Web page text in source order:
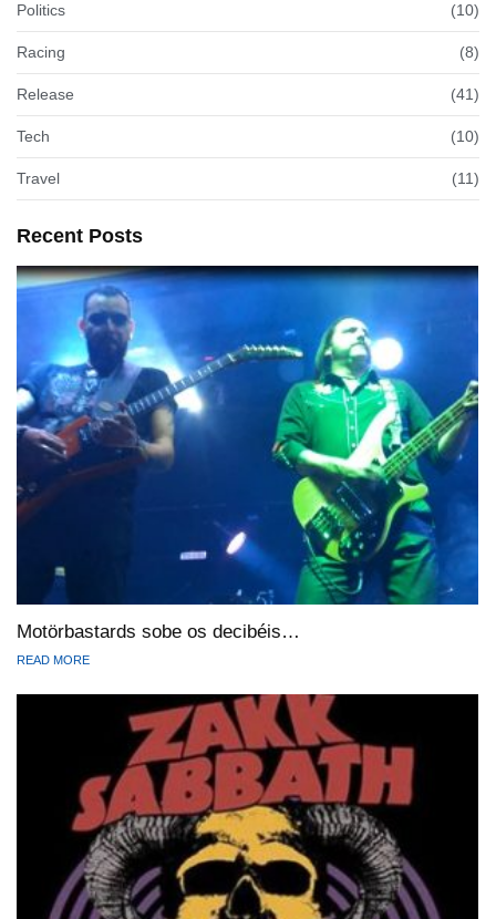
Politics (10)
Racing (8)
Release (41)
Tech (10)
Travel (11)
Recent Posts
Motörbastards sobe os decibéis…
READ MORE